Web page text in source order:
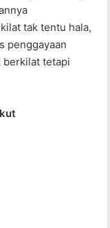
tak tentu hala,
penggayaan
berkilat tetapi